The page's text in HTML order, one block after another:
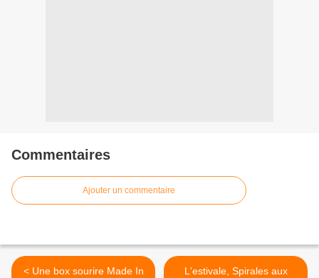
Commentaires
Ajouter un commentaire
< Une box sourire Made In
L'estivale, Spirales aux